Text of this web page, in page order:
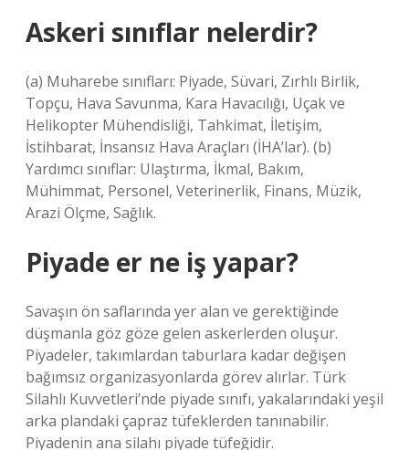
Askeri sınıflar nelerdir?
(a) Muharebe sınıfları: Piyade, Süvari, Zırhlı Birlik,
Topçu, Hava Savunma, Kara Havacılığı, Uçak ve
Helikopter Mühendisliği, Tahkimat, İletişim,
İstihbarat, İnsansız Hava Araçları (İHA’lar). (b)
Yardımcı sınıflar: Ulaştırma, İkmal, Bakım,
Mühimmat, Personel, Veterinerlik, Finans, Müzik,
Arazi Ölçme, Sağlık.
Piyade er ne iş yapar?
Savaşın ön saflarında yer alan ve gerektiğinde
düşmanla göz göze gelen askerlerden oluşur.
Piyadeler, takımlardan taburlara kadar değişen
bağımsız organizasyonlarda görev alırlar. Türk
Silahlı Kuvvetleri’nde piyade sınıfı, yakalarındaki yeşil
arka plandaki çapraz tüfeklerden tanınabilir.
Piyadenin ana silahı piyade tüfeğidir.